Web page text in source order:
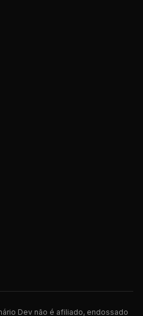
Dev não é afiliado, endossado